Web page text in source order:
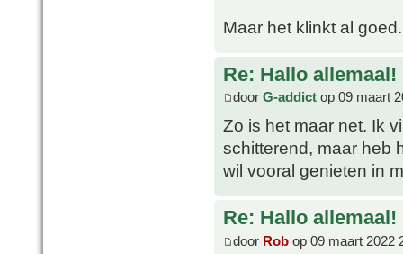
Maar het klinkt al
Re: Hallo allemaal!
door G-addict op 09 maart
Zo is het maar net. Ik
schitterend, maar heb
wil vooral genieten in
Re: Hallo allemaal!
door Rob op 09 maart 2022